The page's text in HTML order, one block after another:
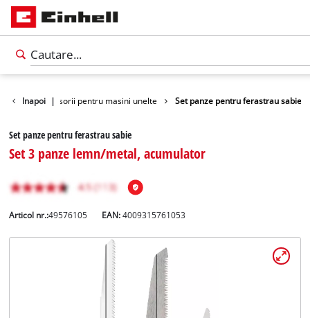
Inapoi |
Accesorii pentru masini unelte Set panze pentru ferastrau sabie
Set panze pentru ferastrau sabie
Set 3 panze lemn/metal, acumulator
Articol nr.:49576105 EAN:4009315761053